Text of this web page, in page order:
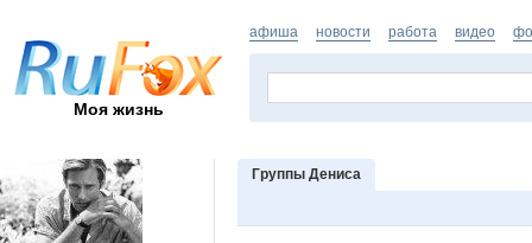
Моя жизнь
афиша новости работа видео
Группы Дениса